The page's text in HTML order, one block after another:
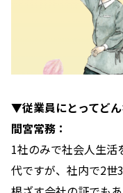
▼従業員にとってど
間宮常務：
1社のみで社会人生
代ですが、社内で2世